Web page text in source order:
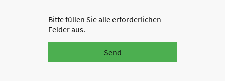
Bitte füllen Sie alle erforderlichen
Felder aus.
Send